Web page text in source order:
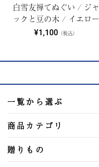
白雪友禅てぬぐい / ジャ
ックと豆の木 / イエロー
¥1,100 （税込）
一覧から選ぶ
商品カテゴリ
贈りもの